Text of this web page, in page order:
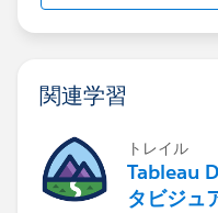
関連学習
トレイル
Tableau
タビジュ